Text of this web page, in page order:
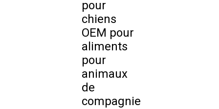
pour
chiens
OEM pour
aliments
pour
animaux
de
compagnie